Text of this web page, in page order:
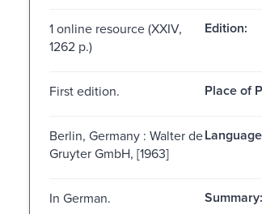
1 online resource (XXIV,
1262 p.)
Edition:
First edition. Place of
Berlin, Germany : Walter de
Gruyter GmbH, [1963]
In German. Summary: